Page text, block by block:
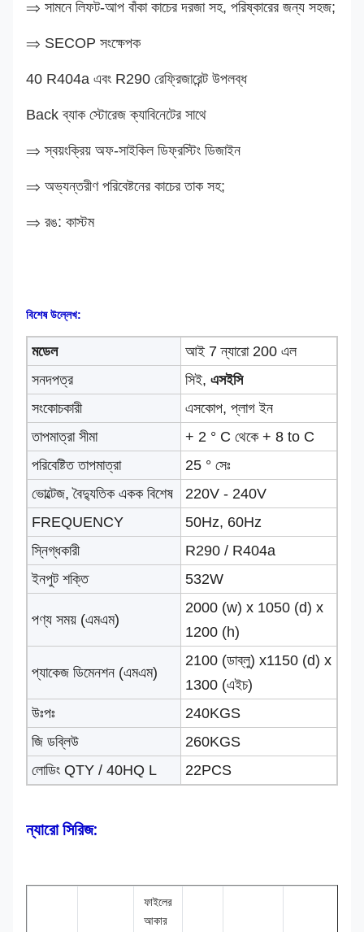
⇒ সামনে লিফট-আপ বাঁকা কাচের দরজা সহ, পরিষ্কারের জন্য সহজ;
⇒ SECOP সংক্ষেপক
40 R404a এবং R290 রেফ্রিজারেন্ট উপলব্ধ
Back ব্যাক স্টোরেজ ক্যাবিনেটের সাথে
⇒ স্বয়ংক্রিয় অফ-সাইকিল ডিফ্রস্টিং ডিজাইন
⇒ অভ্যন্তরীণ পরিবেষ্টনের কাচের তাক সহ;
⇒ রঙ: কাস্টম
বিশেষ উল্লেখ:
মডেল
আই 7 ন্যারো 200 এল
সনদপত্র
সিই, এসইসি
সংকোচকারী
এসকোপ, প্লাগ ইন
তাপমাত্রা সীমা
+ 2 ° C থেকে + 8 to C
পরিবেষ্টিত তাপমাত্রা
25 ° সেঃ
ভোল্টেজ, বৈদ্যুতিক একক বিশেষ
220V - 240V
FREQUENCY
50Hz, 60Hz
স্নিগ্ধকারী
R290 / R404a
ইনপুট শক্তি
532W
পণ্য সময় (এমএম)
2000 (w) x 1050 (d) x
1200 (h)
প্যাকেজ ডিমেনশন (এমএম)
2100 (ডাব্লু) x1150 (d) x
1300 (এইচ)
উঃপঃ
240KGS
জি ডব্লিউ
260KGS
লোডিং QTY / 40HQ L
22PCS
ন্যারো সিরিজ:
ফাইলের
আকার